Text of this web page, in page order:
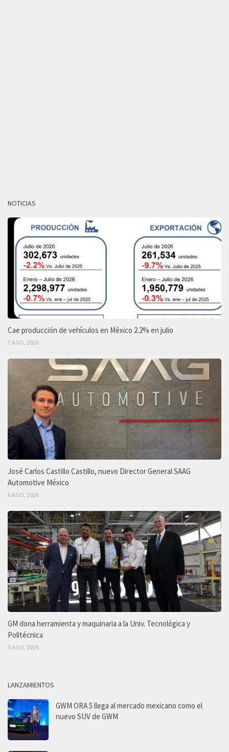
NOTICIAS
Cae producción de vehículos en México 2.2% en julio
7 AGO, 2026
José Carlos Castillo Castillo, nuevo Director General SAAG
Automotive México
6 AGO, 2026
GM dona herramienta y maquinaria a la Univ. Tecnológica y
Politécnica
5 AGO, 2026
LANZAMIENTOS
GWM ORA 5 llega al mercado mexicano como el
nuevo SUV de GWM